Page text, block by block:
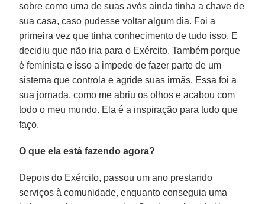
sobre como uma de suas avós ainda tinha a chave de
sua casa, caso pudesse voltar algum dia. Foi a
primeira vez que tinha conhecimento de tudo isso. E
decidiu que não iria para o Exército. Também porque
é feminista e isso a impede de fazer parte de um
sistema que controla e agride suas irmãs. Essa foi a
sua jornada, como me abriu os olhos e acabou com
todo o meu mundo. Ela é a inspiração para tudo que
faço.
O que ela está fazendo agora?
Depois do Exército, passou um ano prestando
serviços à comunidade, enquanto conseguia uma